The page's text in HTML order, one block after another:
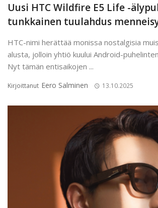
Uusi HTC Wildfire E5 Life -
tunkkainen tuulahdus
HTC-nimi herättää monissa nostalgisia
alusta, jolloin yhtiö kuului Android-
Nyt tämän entisaikojen ...
Kirjoittanut Eero Salminen 13.10.2025